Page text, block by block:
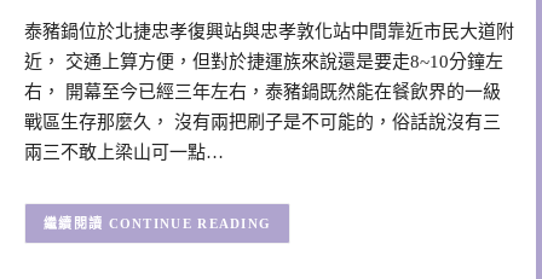
泰豬鍋位於北捷忠孝復興站與忠孝敦化站中間靠近市民大道附
近， 交通上算方便，但對於捷運族來說還是要走8~10分鐘左
右， 開幕至今已經三年左右，泰豬鍋既然能在餐飲界的一級
戰區生存那麼久， 沒有兩把刷子是不可能的，俗話說沒有三
兩三不敢上梁山可一點…
CONTINUE READING